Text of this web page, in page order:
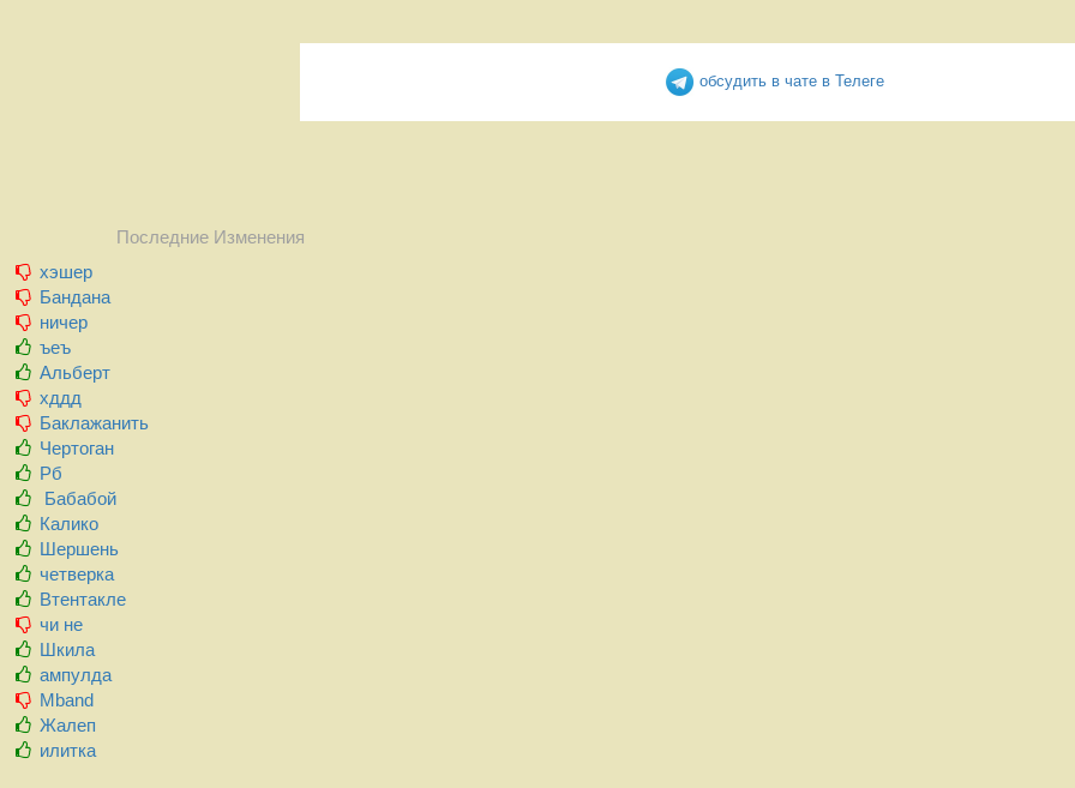
обсудить в чате в Телеге
Последние Изменения
хэшер
Бандана
ничер
ъеъ
Альберт
хддд
Баклажанить
Чертоган
Рб
Бабабой
Калико
Шершень
четверка
Втентакле
чи не
Шкила
ампулда
Mband
Жалеп
илитка